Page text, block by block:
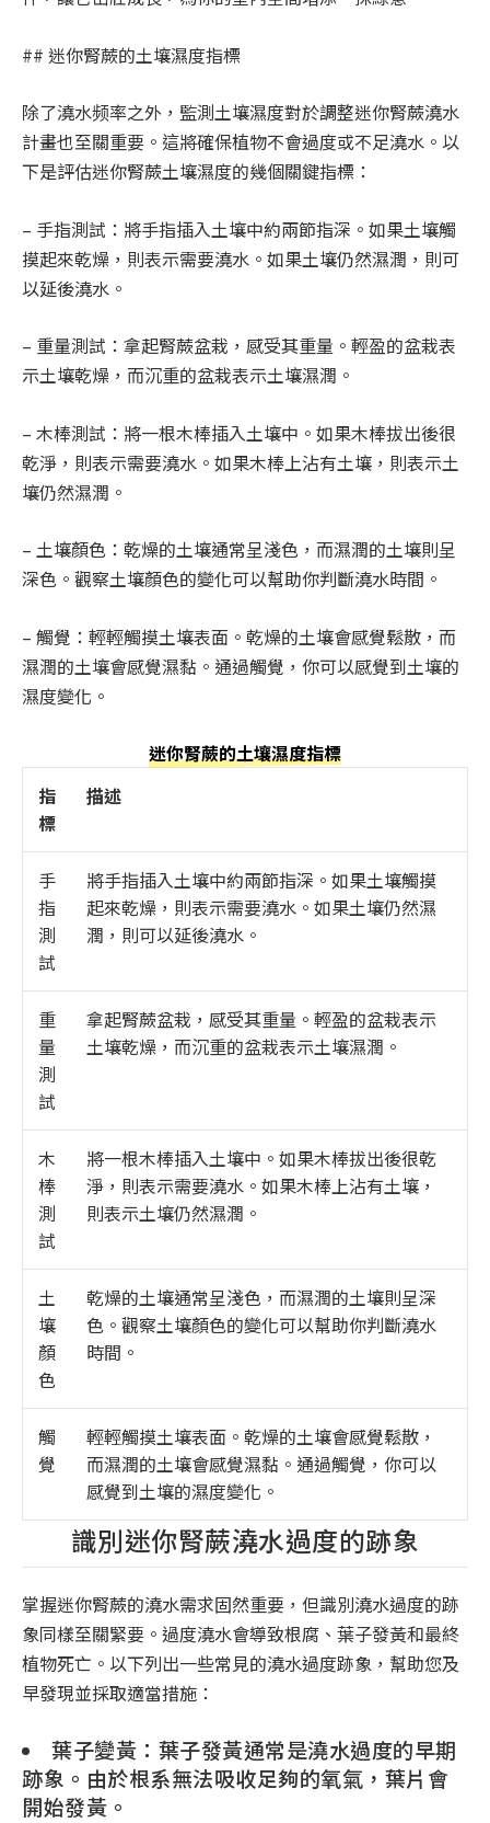
## 迷你腎蕨的土壤濕度指標
除了澆水频率之外，監測土壤濕度對於調整迷你腎蕨澆水
計畫也至關重要。這將確保植物不會過度或不足澆水。以
下是評估迷你腎蕨土壤濕度的幾個關鍵指標：
– 手指測試：將手指插入土壤中約兩節指深。如果土壤觸
摸起來乾燥，則表示需要澆水。如果土壤仍然濕潤，則可
以延後澆水。
– 重量測試：拿起腎蕨盆栽，感受其重量。輕盈的盆栽表
示土壤乾燥，而沉重的盆栽表示土壤濕潤。
– 木棒測試：將一根木棒插入土壤中。如果木棒拔出後很
乾淨，則表示需要澆水。如果木棒上沾有土壤，則表示土
壤仍然濕潤。
– 土壤顏色：乾燥的土壤通常呈淺色，而濕潤的土壤則呈
深色。觀察土壤顏色的變化可以幫助你判斷澆水時間。
– 觸覺：輕輕觸摸土壤表面。乾燥的土壤會感覺鬆散，而
濕潤的土壤會感覺濕黏。通過觸覺，你可以感覺到土壤的
濕度變化。
迷你腎蕨的土壤濕度指標
指
標
描述
手
指
測
試
將手指插入土壤中約兩節指深。如果土壤觸摸
起來乾燥，則表示需要澆水。如果土壤仍然濕
潤，則可以延後澆水。
重
量
測
試
拿起腎蕨盆栽，感受其重量。輕盈的盆栽表示
土壤乾燥，而沉重的盆栽表示土壤濕潤。
木
棒
測
試
將一根木棒插入土壤中。如果木棒拔出後很乾
淨，則表示需要澆水。如果木棒上沾有土壤，
則表示土壤仍然濕潤。
土
壤
顏
色
乾燥的土壤通常呈淺色，而濕潤的土壤則呈深
色。觀察土壤顏色的變化可以幫助你判斷澆水
時間。
觸
覺
輕輕觸摸土壤表面。乾燥的土壤會感覺鬆散，
而濕潤的土壤會感覺濕黏。通過觸覺，你可以
感覺到土壤的濕度變化。
識別迷你腎蕨澆水過度的跡象
掌握迷你腎蕨的澆水需求固然重要，但識別澆水過度的跡
象同樣至關緊要。過度澆水會導致根腐、葉子發黃和最終
植物死亡。以下列出一些常見的澆水過度跡象，幫助您及
早發現並採取適當措施：
葉子變黃：葉子發黃通常是澆水過度的早期
跡象。由於根系無法吸收足夠的氧氣，葉片會
開始發黃。